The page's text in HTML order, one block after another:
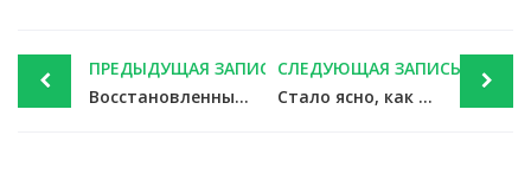
Post
navigation
ПРЕДЫДУЩАЯ ЗАПИСЬ
Восстановленный банкротом НДС при продаже имущества и прав — текущий платеж — новости налоги
СЛЕДУЮЩАЯ ЗАПИСЬ
Стало ясно, как внести изменения в план финобеспечения предупредительных мер — новости налоги